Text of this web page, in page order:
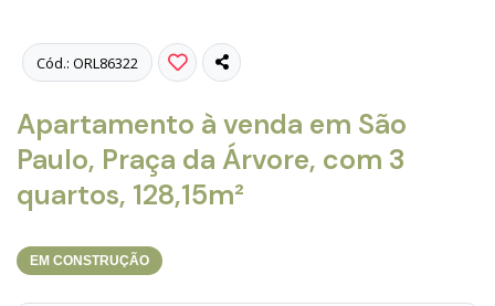
Cód.: ORL86322
Apartamento à venda em São
Paulo, Praça da Árvore, com 3
quartos, 128,15m²
EM CONSTRUÇÃO